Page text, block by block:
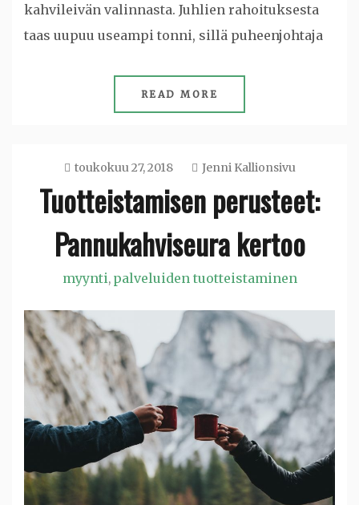
kahvileivän valinnasta. Juhlien rahoituksesta
taas uupuu useampi tonni, sillä puheenjohtaja
READ MORE
toukokuu 27, 2018 Jenni Kallionsivu
Tuotteistamisen perusteet:
Pannukahviseura kertoo
myynti, palveluiden tuotteistaminen